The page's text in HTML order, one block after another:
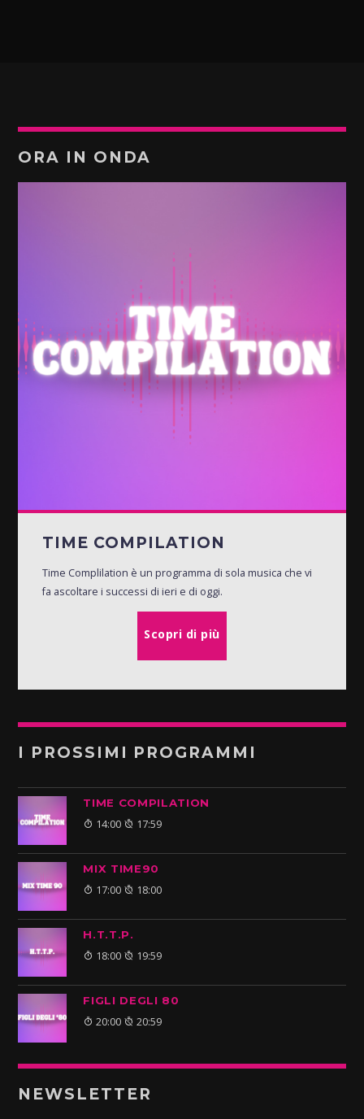
ORA IN ONDA
TIME COMPILATION
Time Complilation è un programma di sola musica che vi
fa ascoltare i successi di ieri e di oggi.
Scopri di più
I PROSSIMI PROGRAMMI
TIME COMPILATION
14:00 17:59
MIX TIME90
17:00 18:00
H.T.T.P.
18:00 19:59
FIGLI DEGLI 80
20:00 20:59
NEWSLETTER